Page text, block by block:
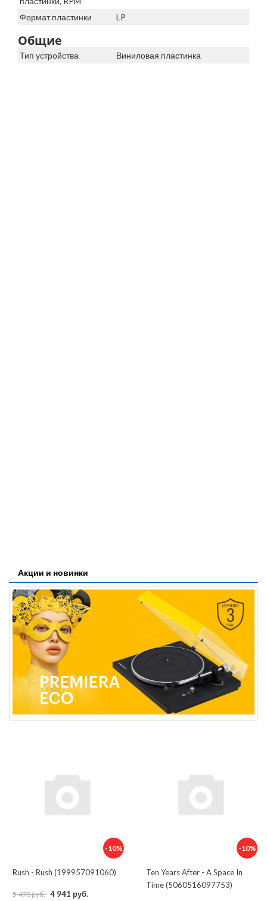
Формат пластинки
LP
Общие
Тип устройства Виниловая пластинка
Акции и новинки
-10%
Rush - Rush (199957091060)
5 490 руб. 4 941 руб.
-10%
Ten Years After - A Space In
Time (5060516097753)